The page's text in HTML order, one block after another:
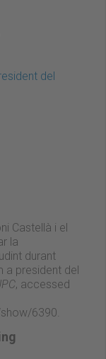
del
Castellà i el
la
durant
a president del
, accessed
6390